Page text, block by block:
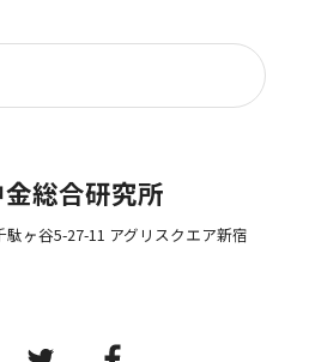
総合研究所
ヶ谷5-27-11 アグリスクエア新宿